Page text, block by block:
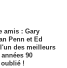
amis : Gary
Penn et Ed
des meilleurs
90
!